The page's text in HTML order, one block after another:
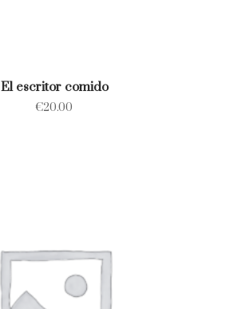
El escritor comido
€20.00